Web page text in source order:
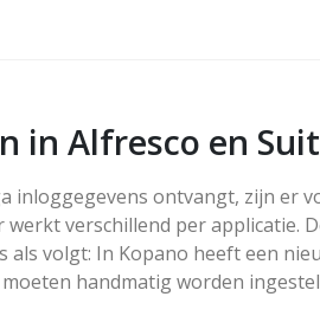
in Alfresco en
inloggegevens ontvangt, zijn er
verschillend per applicatie.
als volgt: In Kopano heeft een
handmatig worden